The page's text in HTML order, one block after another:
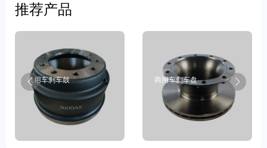
推荐产品
商用车刹车鼓 商用车刹车盘